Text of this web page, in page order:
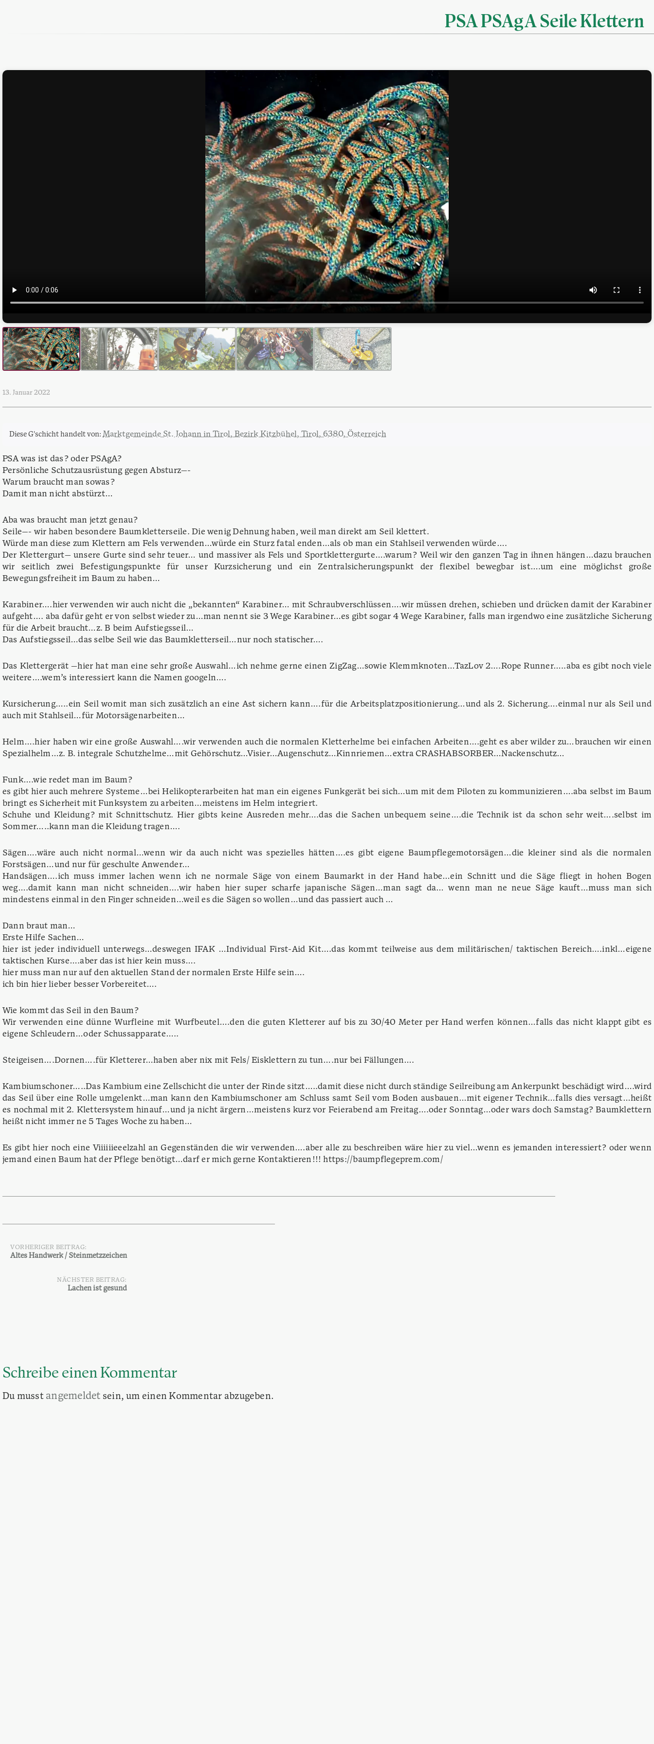
PSA PSAgA Seile Klettern
13. Januar 2022
Diese G'schicht handelt von: Marktgemeinde St. Johann in Tirol, Bezirk Kitzbühel, Tirol, 6380, Österreich
PSA was ist das? oder PSAgA?
Persönliche Schutzausrüstung gegen Absturz—-
Warum braucht man sowas?
Damit man nicht abstürzt…
Aba was braucht man jetzt genau?
Seile—- wir haben besondere Baumkletterseile. Die wenig Dehnung haben, weil man direkt am Seil klettert.
Würde man diese zum Klettern am Fels verwenden…würde ein Sturz fatal enden…als ob man ein Stahlseil verwenden würde….
Der Klettergurt— unsere Gurte sind sehr teuer… und massiver als Fels und Sportklettergurte….warum? Weil wir den ganzen Tag in ihnen hängen…dazu brauchen
wir seitlich zwei Befestigungspunkte für unser Kurzsicherung und ein Zentralsicherungspunkt der flexibel bewegbar ist….um eine möglichst große
Bewegungsfreiheit im Baum zu haben…
Karabiner….hier verwenden wir auch nicht die „bekannten“ Karabiner… mit Schraubverschlüssen….wir müssen drehen, schieben und drücken damit der Karabiner
aufgeht…. aba dafür geht er von selbst wieder zu…man nennt sie 3 Wege Karabiner…es gibt sogar 4 Wege Karabiner, falls man irgendwo eine zusätzliche Sicherung
für die Arbeit braucht…z. B beim Aufstiegsseil…
Das Aufstiegsseil…das selbe Seil wie das Baumkletterseil…nur noch statischer….
Das Klettergerät —hier hat man eine sehr große Auswahl…ich nehme gerne einen ZigZag…sowie Klemmknoten…TazLov 2….Rope Runner…..aba es gibt noch viele
weitere….wem’s interessiert kann die Namen googeln….
Kursicherung…..ein Seil womit man sich zusätzlich an eine Ast sichern kann….für die Arbeitsplatzpositionierung…und als 2. Sicherung….einmal nur als Seil und
auch mit Stahlseil…für Motorsägenarbeiten…
Helm….hier haben wir eine große Auswahl….wir verwenden auch die normalen Kletterhelme bei einfachen Arbeiten….geht es aber wilder zu…brauchen wir einen
Spezialhelm…z. B. integrale Schutzhelme…mit Gehörschutz…Visier…Augenschutz…Kinnriemen…extra CRASHABSORBER…Nackenschutz…
Funk….wie redet man im Baum?
es gibt hier auch mehrere Systeme…bei Helikopterarbeiten hat man ein eigenes Funkgerät bei sich…um mit dem Piloten zu kommunizieren….aba selbst im Baum
bringt es Sicherheit mit Funksystem zu arbeiten…meistens im Helm integriert.
Schuhe und Kleidung? mit Schnittschutz. Hier gibts keine Ausreden mehr….das die Sachen unbequem seine….die Technik ist da schon sehr weit….selbst im
Sommer…..kann man die Kleidung tragen….
Sägen….wäre auch nicht normal…wenn wir da auch nicht was spezielles hätten….es gibt eigene Baumpflegemotorsägen…die kleiner sind als die normalen
Forstsägen…und nur für geschulte Anwender…
Handsägen….ich muss immer lachen wenn ich ne normale Säge von einem Baumarkt in der Hand habe…ein Schnitt und die Säge fliegt in hohen Bogen
weg….damit kann man nicht schneiden….wir haben hier super scharfe japanische Sägen…man sagt da… wenn man ne neue Säge kauft…muss man sich
mindestens einmal in den Finger schneiden…weil es die Sägen so wollen…und das passiert auch …
Dann braut man…
Erste Hilfe Sachen…
hier ist jeder individuell unterwegs…deswegen IFAK …Individual First-Aid Kit….das kommt teilweise aus dem militärischen/ taktischen Bereich….inkl…eigene
taktischen Kurse….aber das ist hier kein muss….
hier muss man nur auf den aktuellen Stand der normalen Erste Hilfe sein….
ich bin hier lieber besser Vorbereitet….
Wie kommt das Seil in den Baum?
Wir verwenden eine dünne Wurfleine mit Wurfbeutel….den die guten Kletterer auf bis zu 30/40 Meter per Hand werfen können…falls das nicht klappt gibt es
eigene Schleudern…oder Schussapparate…..
Steigeisen….Dornen….für Kletterer…haben aber nix mit Fels/ Eisklettern zu tun….nur bei Fällungen….
Kambiumschoner…..Das Kambium eine Zellschicht die unter der Rinde sitzt…..damit diese nicht durch ständige Seilreibung am Ankerpunkt beschädigt wird….wird
das Seil über eine Rolle umgelenkt…man kann den Kambiumschoner am Schluss samt Seil vom Boden ausbauen…mit eigener Technik…falls dies versagt…heißt
es nochmal mit 2. Klettersystem hinauf…und ja nicht ärgern…meistens kurz vor Feierabend am Freitag….oder Sonntag…oder wars doch Samstag? Baumklettern
heißt nicht immer ne 5 Tages Woche zu haben…
Es gibt hier noch eine Viiiiiieeelzahl an Gegenständen die wir verwenden….aber alle zu beschreiben wäre hier zu viel…wenn es jemanden interessiert? oder wenn
jemand einen Baum hat der Pflege benötigt…darf er mich gerne Kontaktieren!!! https://baumpflegeprem.com/
Beitragsnavigation
VORHERIGER BEITRAG:
Altes Handwerk / Steinmetzzeichen
NÄCHSTER BEITRAG:
Lachen ist gesund
Schreibe einen Kommentar
Du musst angemeldet sein, um einen Kommentar abzugeben.